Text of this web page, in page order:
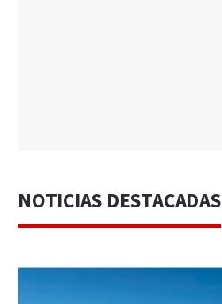
NOTICIAS DESTACADAS